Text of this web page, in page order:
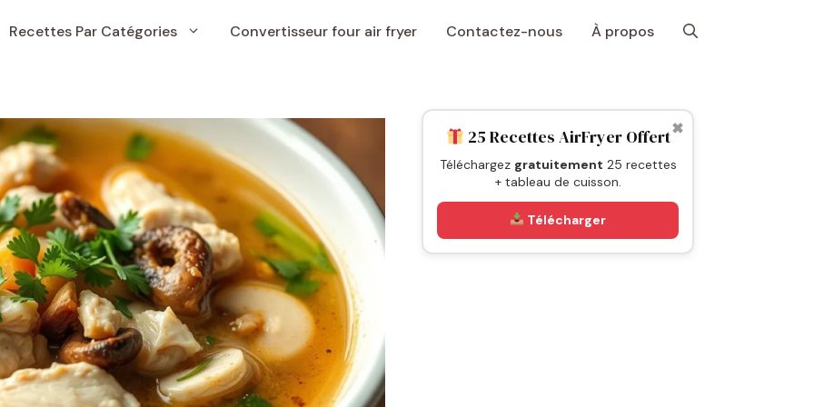
Recettes Par Catégories Convertisseur four air fryer Contactez-nous À propos
✖
25 Recettes AirFryer Offert
Téléchargez gratuitement 25 recettes
+ tableau de cuisson.
Télécharger